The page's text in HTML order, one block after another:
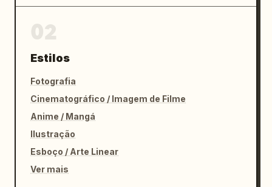
Estilos
Fotografia
Cinematográfico / Imagem de Filme
Anime / Mangá
Ilustração
Esboço / Arte Linear
Ver mais